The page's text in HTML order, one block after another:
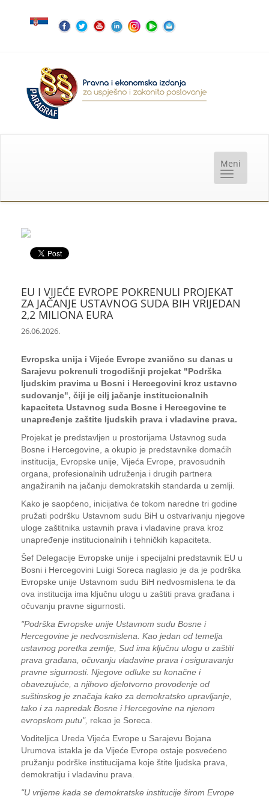
EU I VIJEĆE EVROPE POKRENULI PROJEKAT
ZA JAČANJE USTAVNOG SUDA BIH VRIJEDAN
2,2 MILIONA EURA
26.06.2026.
Evropska unija i Vijeće Evrope zvanično su danas u
Sarajevu pokrenuli trogodišnji projekat "Podrška
ljudskim pravima u Bosni i Hercegovini kroz ustavno
sudovanje", čiji je cilj jačanje institucionalnih
kapaciteta Ustavnog suda Bosne i Hercegovine te
unapređenje zaštite ljudskih prava i vladavine prava.
Projekat je predstavljen u prostorijama Ustavnog suda
Bosne i Hercegovine, a okupio je predstavnike domaćih
institucija, Evropske unije, Vijeća Evrope, pravosudnih
organa, profesionalnih udruženja i drugih partnera
angažiranih na jačanju demokratskih standarda u zemlji.
Kako je saopćeno, inicijativa će tokom naredne tri godine
pružati podršku Ustavnom sudu BiH u ostvarivanju njegove
uloge zaštitnika ustavnih prava i vladavine prava kroz
unapređenje institucionalnih i tehničkih kapaciteta.
Šef Delegacije Evropske unije i specijalni predstavnik EU u
Bosni i Hercegovini Luigi Soreca naglasio je da je podrška
Evropske unije Ustavnom sudu BiH nedvosmislena te da
ova institucija ima ključnu ulogu u zaštiti prava građana i
očuvanju pravne sigurnosti.
"Podrška Evropske unije Ustavnom sudu Bosne i
Hercegovine je nedvosmislena. Kao jedan od temelja
ustavnog poretka zemlje, Sud ima ključnu ulogu u zaštiti
prava građana, očuvanju vladavine prava i osiguravanju
pravne sigurnosti. Njegove odluke su konačne i
obavezujuće, a njihovo djelotvorno provođenje od
suštinskog je značaja kako za demokratsko upravljanje,
tako i za napredak Bosne i Hercegovine na njenom
evropskom putu", rekao je Soreca.
Voditeljica Ureda Vijeća Evrope u Sarajevu Bojana
Urumova istakla je da Vijeće Evrope ostaje posvećeno
pružanju podrške institucijama koje štite ljudska prava,
demokratiju i vladavinu prava.
"U vrijeme kada se demokratske institucije širom Evrope